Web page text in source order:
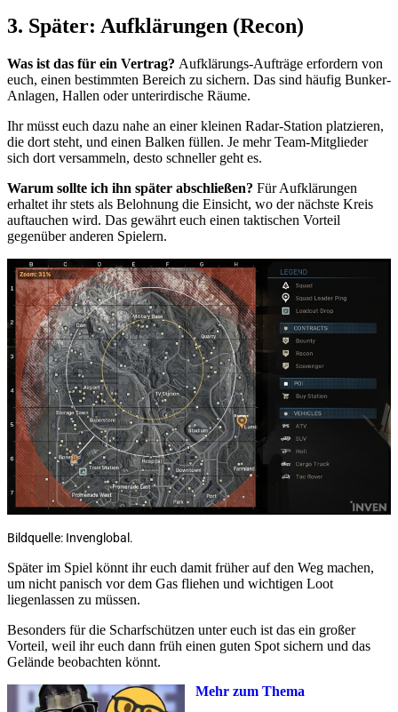
3. Später: Aufklärungen (Recon)
Was ist das für ein Vertrag? Aufklärungs-Aufträge erfordern von
euch, einen bestimmten Bereich zu sichern. Das sind häufig Bunker-
Anlagen, Hallen oder unterirdische Räume.
Ihr müsst euch dazu nahe an einer kleinen Radar-Station platzieren,
die dort steht, und einen Balken füllen. Je mehr Team-Mitglieder
sich dort versammeln, desto schneller geht es.
Warum sollte ich ihn später abschließen? Für Aufklärungen
erhaltet ihr stets als Belohnung die Einsicht, wo der nächste Kreis
auftauchen wird. Das gewährt euch einen taktischen Vorteil
gegenüber anderen Spielern.
Bildquelle: Invenglobal.
Später im Spiel könnt ihr euch damit früher auf den Weg machen,
um nicht panisch vor dem Gas fliehen und wichtigen Loot
liegenlassen zu müssen.
Besonders für die Scharfschützen unter euch ist das ein großer
Vorteil, weil ihr euch dann früh einen guten Spot sichern und das
Gelände beobachten könnt.
Mehr zum Thema